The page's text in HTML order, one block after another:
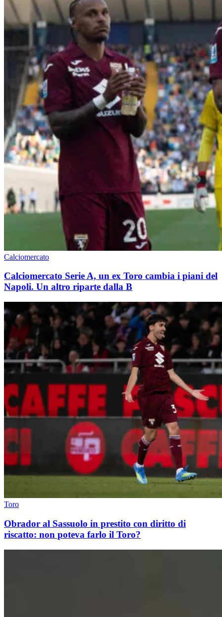
Calciomercato
Calciomercato Serie A, un ex Toro cambia i piani del
Napoli. Un altro riparte dalla B
Toro
Obrador al Sassuolo in prestito con diritto di
riscatto: non poteva farlo il Toro?